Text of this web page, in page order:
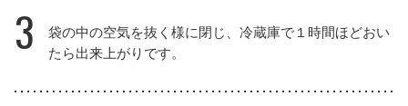
3
袋の中の空気を抜く様に閉じ、冷蔵庫で１時間ほどおい
たら出来上がりです。